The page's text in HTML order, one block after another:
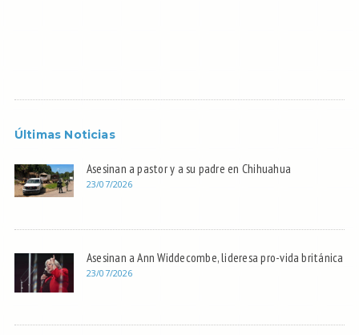
Últimas Noticias
Asesinan a pastor y a su padre en Chihuahua
23/07/2026
Asesinan a Ann Widdecombe, lideresa pro-vida británica
23/07/2026